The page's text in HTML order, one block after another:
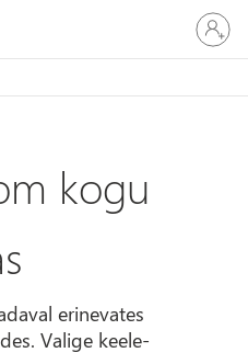
Logige
sisse
oma
kogu
erinevates
Valige keele-